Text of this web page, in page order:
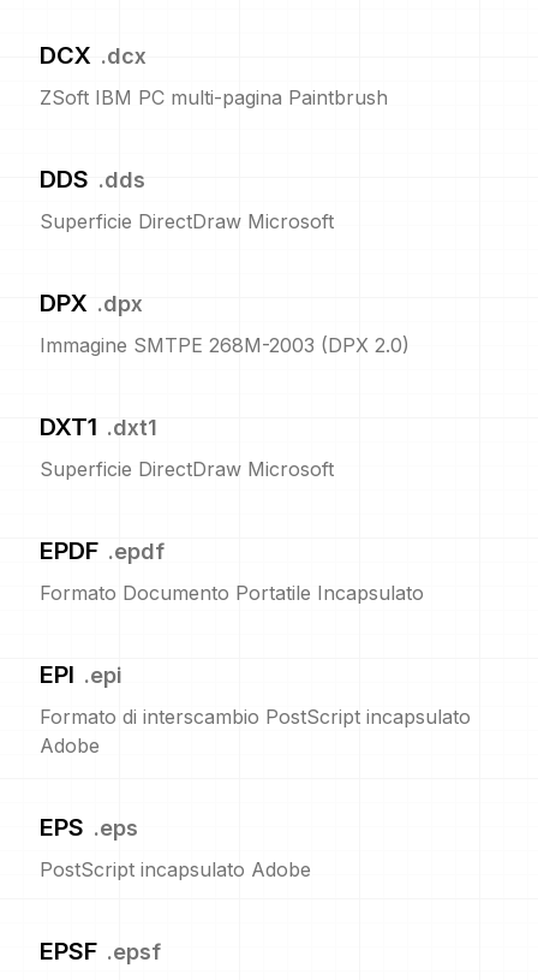
DCX .dcx
ZSoft IBM PC multi-pagina Paintbrush
DDS .dds
Superficie DirectDraw Microsoft
DPX .dpx
Immagine SMTPE 268M-2003 (DPX 2.0)
DXT1 .dxt1
Superficie DirectDraw Microsoft
EPDF .epdf
Formato Documento Portatile Incapsulato
EPI .epi
Formato di interscambio PostScript incapsulato
Adobe
EPS .eps
PostScript incapsulato Adobe
EPSF .epsf